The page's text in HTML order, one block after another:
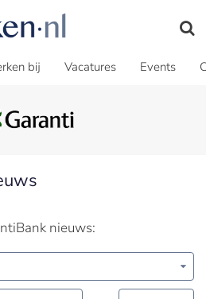
bij Vacatures Events
nieuws: